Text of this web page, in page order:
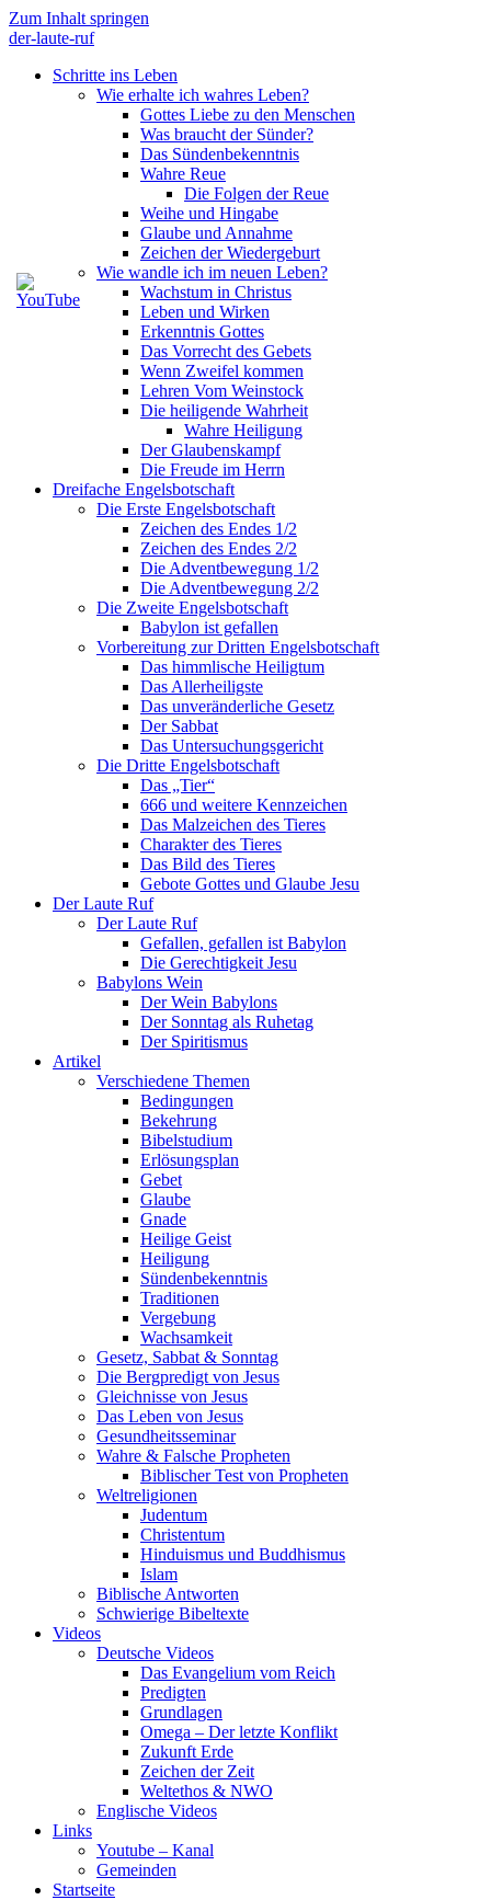
Zum Inhalt springen
der-laute-ruf
Schritte ins Leben
Wie erhalte ich wahres Leben?
Gottes Liebe zu den Menschen
Was braucht der Sünder?
Das Sündenbekenntnis
Wahre Reue
Die Folgen der Reue
Weihe und Hingabe
Glaube und Annahme
Zeichen der Wiedergeburt
Wie wandle ich im neuen Leben?
Wachstum in Christus
Leben und Wirken
Erkenntnis Gottes
Das Vorrecht des Gebets
Wenn Zweifel kommen
Lehren Vom Weinstock
Die heiligende Wahrheit
Wahre Heiligung
Der Glaubenskampf
Die Freude im Herrn
Dreifache Engelsbotschaft
Die Erste Engelsbotschaft
Zeichen des Endes 1/2
Zeichen des Endes 2/2
Die Adventbewegung 1/2
Die Adventbewegung 2/2
Die Zweite Engelsbotschaft
Babylon ist gefallen
Vorbereitung zur Dritten Engelsbotschaft
Das himmlische Heiligtum
Das Allerheiligste
Das unveränderliche Gesetz
Der Sabbat
Das Untersuchungsgericht
Die Dritte Engelsbotschaft
Das „Tier“
666 und weitere Kennzeichen
Das Malzeichen des Tieres
Charakter des Tieres
Das Bild des Tieres
Gebote Gottes und Glaube Jesu
Der Laute Ruf
Der Laute Ruf
Gefallen, gefallen ist Babylon
Die Gerechtigkeit Jesu
Babylons Wein
Der Wein Babylons
Der Sonntag als Ruhetag
Der Spiritismus
Artikel
Verschiedene Themen
Bedingungen
Bekehrung
Bibelstudium
Erlösungsplan
Gebet
Glaube
Gnade
Heilige Geist
Heiligung
Sündenbekenntnis
Traditionen
Vergebung
Wachsamkeit
Gesetz, Sabbat & Sonntag
Die Bergpredigt von Jesus
Gleichnisse von Jesus
Das Leben von Jesus
Gesundheitsseminar
Wahre & Falsche Propheten
Biblischer Test von Propheten
Weltreligionen
Judentum
Christentum
Hinduismus und Buddhismus
Islam
Biblische Antworten
Schwierige Bibeltexte
Videos
Deutsche Videos
Das Evangelium vom Reich
Predigten
Grundlagen
Omega – Der letzte Konflikt
Zukunft Erde
Zeichen der Zeit
Weltethos & NWO
Englische Videos
Links
Youtube – Kanal
Gemeinden
Startseite